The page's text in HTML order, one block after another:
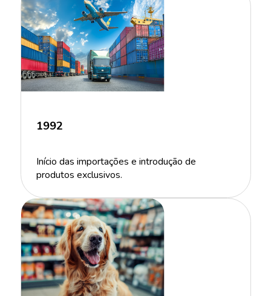
1992
Início das importações e introdução de
produtos exclusivos.